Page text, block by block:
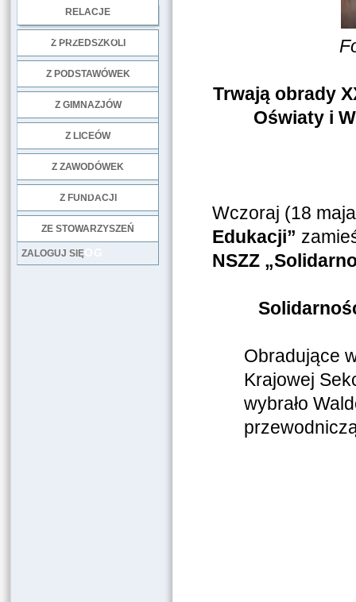
RELACJE
Z PRZEDSZKOLI
Z PODSTAWÓWEK
Z GIMNAZJÓW
Z LICEÓW
Z ZAWODÓWEK
Z FUNDACJI
ZE STOWARZYSZEŃ
LOG
ZALOGUJ SIĘ
Trwają obrady
Oświaty i
Wczoraj (18
Edukacji”
NSZZ
Obradujące
Krajowej
wybrało